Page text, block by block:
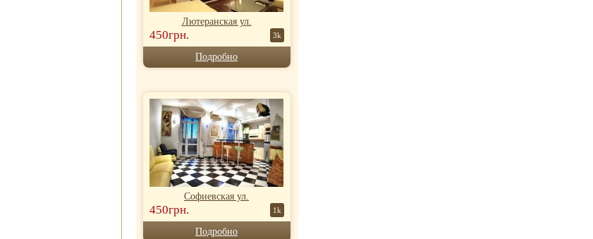
Лютеранская ул.
450грн. 3k
Подробно
Софиевская ул.
450грн. 1k
Подробно